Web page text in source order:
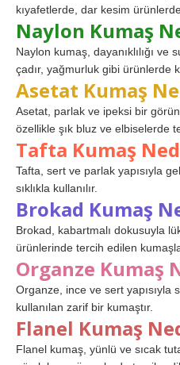
kıyafetlerde, dar kesim
Naylon Kumaş
Naylon kumaş, dayanıklılığı ve
çadır, yağmurluk gibi ürünlerde
Asetat Kumaş
Asetat, parlak ve ipeksi bir
özellikle şık bluz ve elbiselerde
Tafta Kumaş
Tafta, sert ve parlak yapısıyla
sıklıkla kullanılır.
Brokad Kumaş
Brokad, kabartmalı dokusuyla
ürünlerinde tercih edilen
Organze Kumaş
Organze, ince ve sert yapısıyla
kullanılan zarif bir kumaştır.
Flanel Kumaş
Flanel kumaş, yünlü ve sıcak